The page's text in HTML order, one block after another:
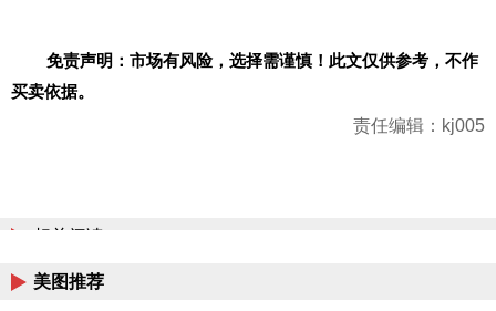
免责声明：市场有风险，选择需谨慎！此文仅供参考，不作
买卖依据。
责任编辑：kj005
相关阅读
美图推荐